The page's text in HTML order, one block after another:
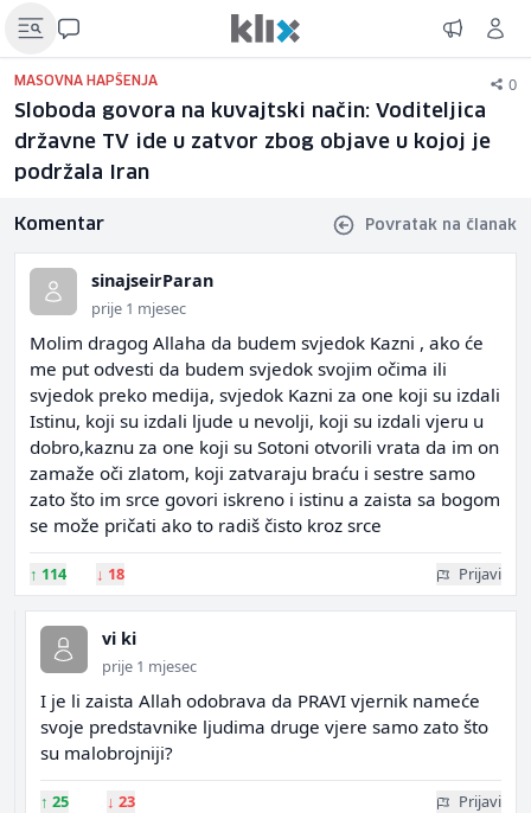
MASOVNA HAPŠENJA 0
Sloboda govora na kuvajtski način: Voditeljica
državne TV ide u zatvor zbog objave u kojoj je
podržala Iran
Komentar Povratak na članak
sinajseirParan
prije 1 mjesec
Molim dragog Allaha da budem svjedok Kazni , ako će
me put odvesti da budem svjedok svojim očima ili
svjedok preko medija, svjedok Kazni za one koji su izdali
Istinu, koji su izdali ljude u nevolji, koji su izdali vjeru u
dobro,kaznu za one koji su Sotoni otvorili vrata da im on
zamaže oči zlatom, koji zatvaraju braću i sestre samo
zato što im srce govori iskreno i istinu a zaista sa bogom
se može pričati ako to radiš čisto kroz srce
↑ 114 ↓ 18 Prijavi
vi ki
prije 1 mjesec
I je li zaista Allah odobrava da PRAVI vjernik nameće
svoje predstavnike ljudima druge vjere samo zato što
su malobrojniji?
↑ 25 ↓ 23 Prijavi